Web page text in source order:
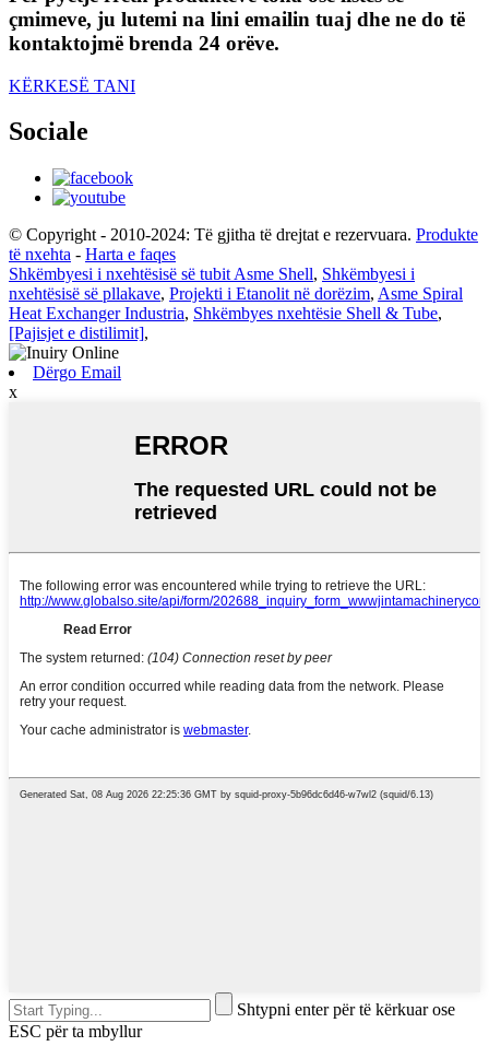
çmimeve, ju lutemi na lini emailin tuaj dhe ne do të
kontaktojmë brenda 24 orëve.
KËRKESË TANI
Sociale
© Copyright - 2010-2024: Të gjitha të drejtat e rezervuara. Produkte
të nxehta - Harta e faqes
Shkëmbyesi i nxehtësisë së tubit Asme Shell, Shkëmbyesi i
nxehtësisë së pllakave, Projekti i Etanolit në dorëzim, Asme Spiral
Heat Exchanger Industria, Shkëmbyes nxehtësie Shell & Tube,
[Pajisjet e distilimit],
Dërgo Email
x
Shtypni enter për të kërkuar ose
ESC për ta mbyllur